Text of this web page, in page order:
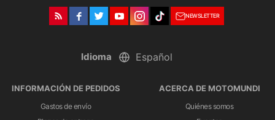
NEWSLETTER
Idioma
INFORMACIÓN DE PEDIDOS
Gastos de envío
ACERCA DE MOTOMUNDI
Quiénes somos